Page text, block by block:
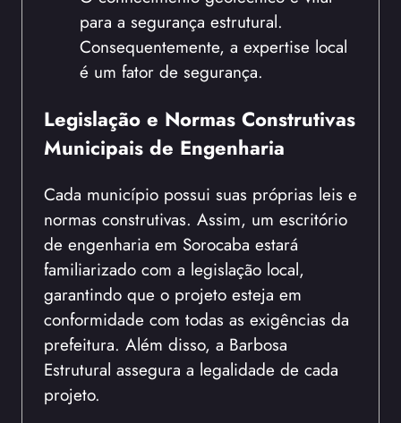
para a segurança estrutural.
Consequentemente, a expertise local
é um fator de segurança.
Legislação e Normas Construtivas
Municipais de Engenharia
Cada município possui suas próprias leis e
normas construtivas. Assim, um escritório
de engenharia em Sorocaba estará
familiarizado com a legislação local,
garantindo que o projeto esteja em
conformidade com todas as exigências da
prefeitura. Além disso, a Barbosa
Estrutural assegura a legalidade de cada
projeto.